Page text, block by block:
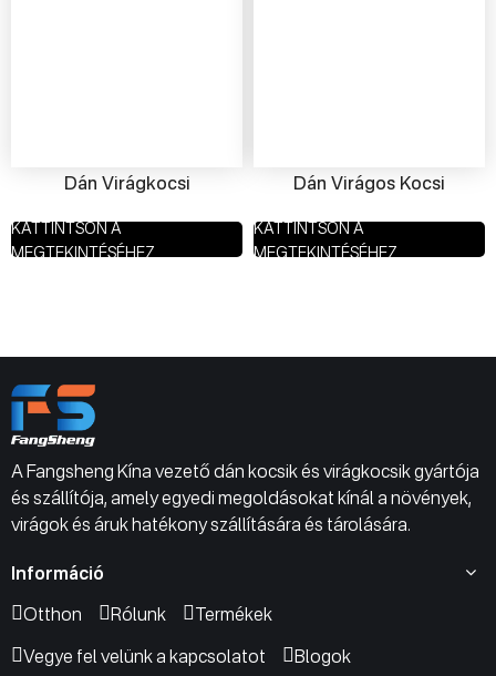
Dán Virágkocsi
KATTINTSON A
MEGTEKINTÉSÉHEZ
Dán Virágos Kocsi
KATTINTSON A
MEGTEKINTÉSÉHEZ
A Fangsheng Kína vezető dán kocsik és virágkocsik gyártója
és szállítója, amely egyedi megoldásokat kínál a növények,
virágok és áruk hatékony szállítására és tárolására.
Információ
Otthon
Rólunk
Termékek
Vegye fel velünk a kapcsolatot
Blogok